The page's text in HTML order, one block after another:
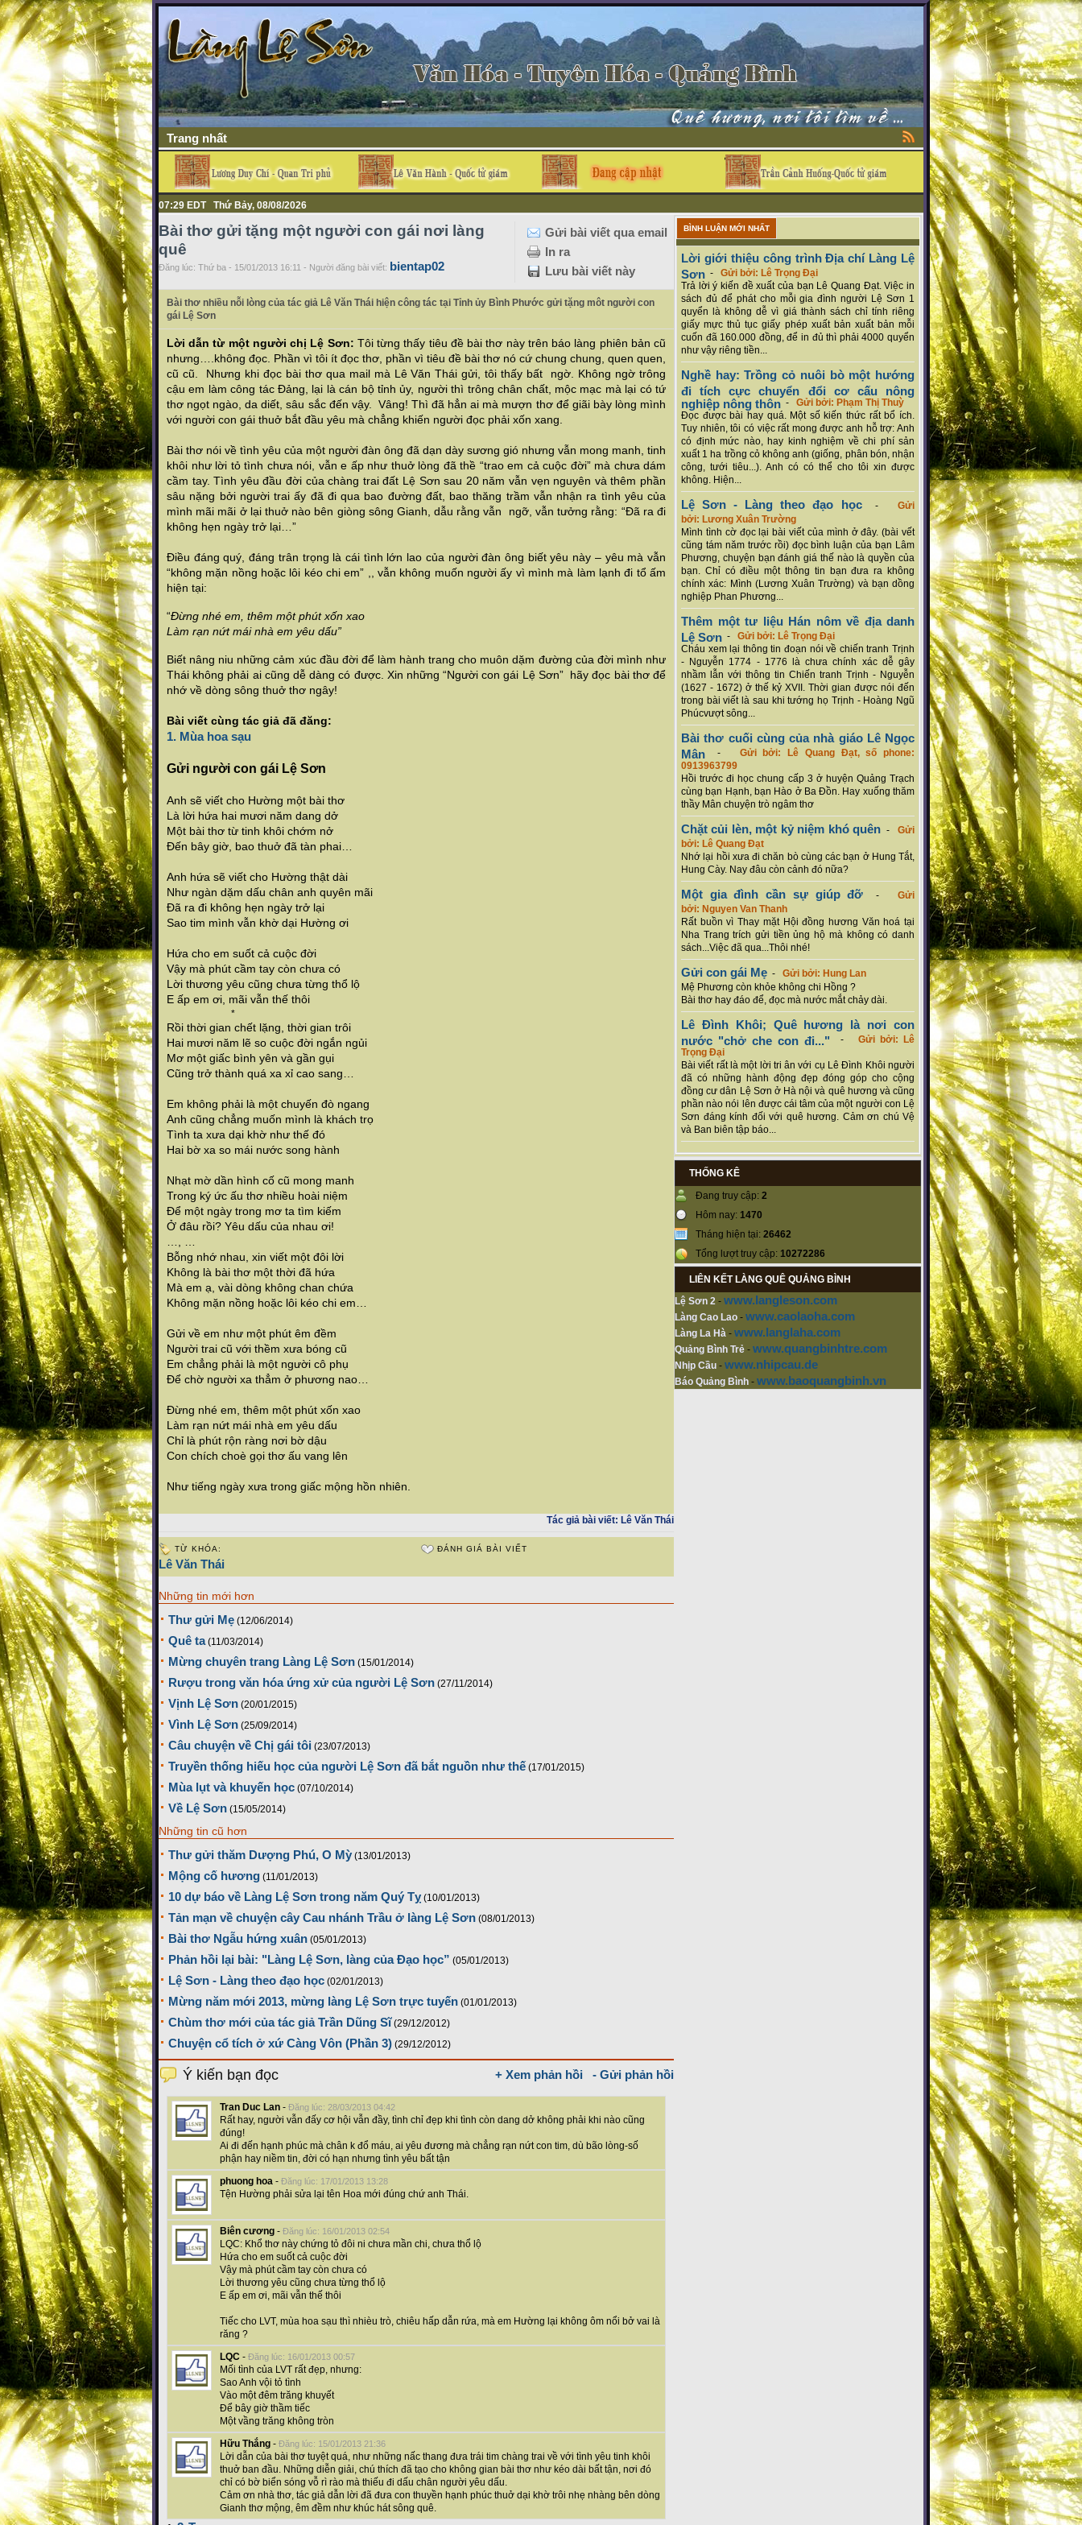
Trang nhất
07:29 EDT Thứ Bảy, 08/08/2026
Gửi bài viết qua email
In ra
Lưu bài viết này
Bài thơ gửi tặng một người con gái nơi làng
quê
Đăng lúc: Thứ ba - 15/01/2013 16:11 - Người đăng bài viết: bientap02
Bài thơ nhiều nỗi lòng của tác giả Lê Văn Thái hiện công tác tại Tỉnh ủy Bình Phước gửi tặng môt người con
gái Lệ Sơn
Lời dẫn từ một người chị Lệ Sơn: Tôi từng thấy tiêu đề bài thơ này trên báo làng phiên bản cũ
nhưng….không đọc. Phần vì tôi ít đọc thơ, phần vì tiêu đề bài thơ nó cứ chung chung, quen quen,
cũ cũ. Nhưng khi đọc bài thơ qua mail mà Lê Văn Thái gửi, tôi thấy bất ngờ. Không ngờ trông
cậu em làm công tác Đảng, lại là cán bộ tỉnh ủy, người thì trông chân chất, mộc mạc mà lại có tứ
thơ ngọt ngào, da diết, sâu sắc đến vậy. Vâng! Thì đã hẳn ai mà mượn thơ để giãi bày lòng mình
với người con gái thuở bắt đầu yêu mà chẳng khiến người đọc phải xốn xang.
Bài thơ nói về tình yêu của một người đàn ông đã dạn dày sương gió nhưng vẫn mong manh, tinh
khôi như lời tỏ tình chưa nói, vẫn e ấp như thuở lòng đã thề “trao em cả cuộc đời” mà chưa dám
cầm tay. Tình yêu đầu đời của chàng trai đất Lệ Sơn sau 20 năm vẫn vẹn nguyên và thêm phần
sâu nặng bởi người trai ấy đã đi qua bao đường đất, bao thăng trầm vẫn nhận ra tình yêu của
mình mãi mãi ở lại thuở nào bên giòng sông Gianh, dẫu rằng vẫn ngỡ, vẫn tưởng rằng: “Đã ra đi
không hẹn ngày trở lại…”
Điều đáng quý, đáng trân trọng là cái tình lớn lao của người đàn ông biết yêu này – yêu mà vẫn
“không mặn nồng hoặc lôi kéo chi em” ,, vẫn không muốn người ấy vì mình mà làm lạnh đi tổ ấm
hiện tại:
“Đừng nhé em, thêm một phút xốn xao
Làm rạn nứt mái nhà em yêu dấu”
Biết nâng niu những cảm xúc đầu đời để làm hành trang cho muôn dặm đường của đời mình như
Thái không phải ai cũng dễ dàng có được. Xin những “Người con gái Lệ Sơn” hãy đọc bài thơ để
nhớ về dòng sông thuở thơ ngây!
Bài viết cùng tác giả đã đăng:
1. Mùa hoa sạu
Gửi người con gái Lệ Sơn
Anh sẽ viết cho Hường một bài thơ
Là lời hứa hai mươi năm dang dở
Một bài thơ từ tinh khôi chớm nở
Đến bây giờ, bao thuở đã tàn phai…
Anh hứa sẽ viết cho Hường thật dài
Như ngàn dặm dấu chân anh quyên mãi
Đã ra đi không hẹn ngày trở lại
Sao tim mình vẫn khờ dại Hường ơi
Hứa cho em suốt cả cuộc đời
Vậy mà phút cầm tay còn chưa có
Lời thương yêu cũng chưa từng thổ lộ
E ấp em ơi, mãi vẫn thế thôi
*
Rồi thời gian chết lặng, thời gian trôi
Hai mươi năm lẽ so cuộc đời ngắn ngủi
Mơ một giấc bình yên và gần gụi
Cũng trở thành quá xa xỉ cao sang…
Em không phải là một chuyến đò ngang
Anh cũng chẳng muốn mình là khách trọ
Tình ta xưa dại khờ như thế đó
Hai bờ xa so mái nước song hành
Nhạt mờ dần hình cố cũ mong manh
Trong ký ức ấu thơ nhiều hoài niệm
Để một ngày trong mơ ta tìm kiếm
Ở đâu rồi? Yêu dấu của nhau ơi!
Bỗng nhớ nhau, xin viết một đôi lời
Không là bài thơ một thời đã hứa
Mà em ạ, vài dòng không chan chứa
Không mặn nồng hoặc lôi kéo chi em…
Gửi về em như một phút êm đềm
Người trai cũ với thềm xưa bóng cũ
Em chẳng phải là một người cô phụ
Để chờ người xa thẳm ở phương nao…
Đừng nhé em, thêm một phút xốn xao
Làm rạn nứt mái nhà em yêu dấu
Chỉ là phút rộn ràng nơi bờ dậu
Con chích choè gọi thơ ấu vang lên
Như tiếng ngày xưa trong giấc mộng hồn nhiên.
Tác giả bài viết: Lê Văn Thái
TỪ KHÓA:
Lê Văn Thái
ĐÁNH GIÁ BÀI VIẾT
Những tin mới hơn
Thư gửi Mẹ (12/06/2014)
Quê ta (11/03/2014)
Mừng chuyên trang Làng Lệ Sơn (15/01/2014)
Rượu trong văn hóa ứng xử của người Lệ Sơn (27/11/2014)
Vịnh Lệ Sơn (20/01/2015)
Vình Lệ Sơn (25/09/2014)
Câu chuyện về Chị gái tôi (23/07/2013)
Truyền thống hiếu học của người Lệ Sơn đã bắt nguồn như thế (17/01/2015)
Mùa lụt và khuyến học (07/10/2014)
Về Lệ Sơn (15/05/2014)
Những tin cũ hơn
Thư gửi thăm Dượng Phú, O Mỳ (13/01/2013)
Mộng cố hương (11/01/2013)
10 dự báo về Làng Lệ Sơn trong năm Quý Tỵ (10/01/2013)
Tản mạn về chuyện cây Cau nhánh Trầu ở làng Lệ Sơn (08/01/2013)
Bài thơ Ngẫu hứng xuân (05/01/2013)
Phản hồi lại bài: "Làng Lệ Sơn, làng của Đạo học” (05/01/2013)
Lệ Sơn - Làng theo đạo học (02/01/2013)
Mừng năm mới 2013, mừng làng Lệ Sơn trực tuyến (01/01/2013)
Chùm thơ mới của tác giả Trần Dũng Sĩ (29/12/2012)
Chuyện cổ tích ở xứ Càng Vôn (Phần 3) (29/12/2012)
+ Xem phản hồi - Gửi phản hồi
Ý kiến bạn đọc
Tran Duc Lan - Đăng lúc: 28/03/2013 04:42
Rất hay, người vẫn đấy cơ hội vẫn đầy, tình chỉ đẹp khi tình còn dang dở không phải khi nào cũng
đúng!
Ai đi đến hạnh phúc mà chân k đổ máu, ai yêu đương mà chẳng rạn nứt con tim, dù bão lòng-số
phận hay niềm tin, đời có hạn nhưng tình yêu bất tận
phuong hoa - Đăng lúc: 17/01/2013 13:28
Tện Hường phải sửa lại tên Hoa mới đúng chứ anh Thái.
Biên cương - Đăng lúc: 16/01/2013 02:54
LQC: Khổ thơ này chứng tỏ đôi ni chưa mần chi, chưa thổ lộ
Hứa cho em suốt cả cuộc đời
Vậy mà phút cầm tay còn chưa có
Lời thương yêu cũng chưa từng thổ lộ
E ấp em ơi, mãi vẫn thế thôi
Tiếc cho LVT, mùa hoa sạu thì nhièu trò, chiêu hấp dẫn rứa, mà em Hường lại không ôm nổi bở vai là
răng ?
LQC - Đăng lúc: 16/01/2013 00:57
Mối tình của LVT rất đẹp, nhưng:
Sao Anh vội tỏ tình
Vào một đêm trăng khuyết
Để bây giờ thầm tiếc
Một vầng trăng không tròn
Hữu Thắng - Đăng lúc: 15/01/2013 21:36
Lời dẫn của bài thơ tuyệt quá, như những nấc thang đưa trái tim chàng trai về với tình yêu tinh khôi
thuở ban đầu. Những diễn giải, chú thích đã tạo cho không gian bài thơ như kéo dài bất tận, nơi đó
chỉ có bờ biển sóng vỗ rì rào mà thiếu đi dấu chân người yêu dấu.
Cảm ơn nhà thơ, tác giả dẫn lời đã đưa con thuyền hạnh phúc thuở dại khờ trôi nhẹ nhàng bên dòng
Gianh thơ mộng, êm đềm như khúc hát sông quê.
BÌNH LUẬN MỚI NHẤT
Lời giới thiệu công trình Địa chí Làng Lệ
Sơn - Gửi bởi: Lê Trọng Đại
Trả lời ý kiến đề xuất của bạn Lê Quang Đạt. Việc in
sách đủ để phát cho mỗi gia đình người Lệ Sơn 1
quyển là không dễ vì giá thành sách chỉ tính riêng
giấy mực thủ tục giấy phép xuất bản xuất bản mỗi
cuốn đã 160.000 đồng, để in đủ thì phải 4000 quyển
như vậy riêng tiền...
Nghề hay: Trồng cỏ nuôi bò một hướng
đi tích cực chuyển đổi cơ cấu nông
nghiệp nông thôn - Gửi bởi: Phạm Thị Thuỳ
Đọc được bài hay quá. Một số kiến thức rất bổ ích.
Tuy nhiên, tôi có việc rất mong được anh hỗ trợ: Anh
có định mức nào, hay kinh nghiệm về chi phí sản
xuất 1 ha trồng cỏ không anh (giống, phân bón, nhận
công, tưới tiêu...). Anh có có thể cho tôi xin được
không. Hiện...
Lệ Sơn - Làng theo đạo học-Gửi
bởi: Lương Xuân Trường
Mình tình cờ đọc lại bài viết của mình ở đây. (bài vết
cũng tám năm trước rồi) đọc bình luận của bạn Lâm
Phương, chuyện bạn đánh giá thế nào là quyền của
bạn. Chỉ có điều một thông tin bạn đưa ra không
chính xác: Mình (Lương Xuân Trường) và bạn dồng
nghiệp Phan Phương...
Thêm một tư liệu Hán nôm về địa danh
Lệ Sơn - Gửi bởi: Lê Trọng Đại
Cháu xem lại thông tin đoạn nói về chiến tranh Trịnh
- Nguyễn 1774 - 1776 là chưa chính xác dễ gây
nhầm lẫn với thông tin Chiến tranh Trịnh - Nguyễn
(1627 - 1672) ở thế kỷ XVII. Thời gian được nói đến
trong bài viết là sau khi tướng họ Trịnh - Hoàng Ngũ
Phúcvượt sông...
Bài thơ cuối cùng của nhà giáo Lê Ngọc
Mân - Gửi bởi: Lê Quang Đạt, số phone:
0913963799
Hồi trước đi học chung cấp 3 ở huyện Quảng Trạch
cùng bạn Hạnh, bạn Hào ở Ba Đồn. Hay xuống thăm
thầy Mân chuyện trò ngâm thơ
Chặt củi lèn, một kỷ niệm khó quên-Gửi
bởi: Lê Quang Đạt
Nhớ lại hồi xưa đi chăn bò cùng các bạn ở Hung Tắt,
Hung Cày. Nay đâu còn cảnh đó nữa?
Một gia đình cần sự giúp đỡ -Gửi
bởi: Nguyen Van Thanh
Rất buồn vì Thay mặt Hội đồng hương Văn hoá tại
Nha Trang trích gửi tiền ủng hộ mà không có danh
sách...Việc đã qua...Thôi nhé!
Gửi con gái Mẹ - Gửi bởi: Hung Lan
Mệ Phương còn khỏe không chi Hồng ?
Bài thơ hay đáo để, đọc mà nước mắt chảy dài.
Lê Đình Khôi; Quê hương là nơi con
nước "chở che con đi..." - Gửi bởi: Lê
Trọng Đại
Bài viết rất là một lời tri ân với cụ Lê Đình Khôi người
đã có những hành động đẹp đóng góp cho cộng
đồng cư dân Lệ Sơn ở Hà nội và quê hương và cũng
phần nào nói lên được cái tâm của một người con Lệ
Sơn đáng kính đối với quê hương. Cảm ơn chú Vệ
và Ban biên tập báo...
THỐNG KÊ
Đang truy cập: 2
Hôm nay: 1470
Tháng hiện tại: 26462
Tổng lượt truy cập: 10272286
LIÊN KẾT LÀNG QUÊ QUẢNG BÌNH
Lệ Sơn 2 - www.langleson.com
Làng Cao Lao - www.caolaoha.com
Làng La Hà - www.langlaha.com
Quảng Bình Trẻ - www.quangbinhtre.com
Nhịp Cầu - www.nhipcau.de
Báo Quảng Bình - www.baoquangbinh.vn